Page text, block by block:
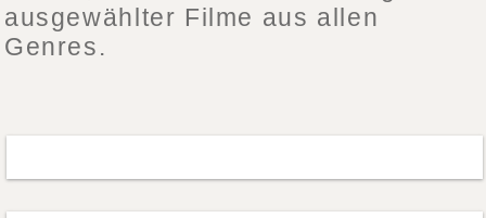
ausgewählter Filme aus allen
Genres.